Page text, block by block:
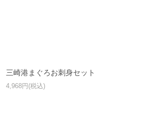
三崎港まぐろお刺身セット
4,968円(税込)